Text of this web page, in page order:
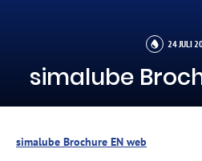
24 JULI
simalube
simalube Brochure EN web